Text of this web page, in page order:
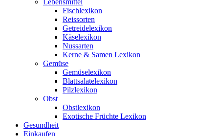
Lebensmittel
Fischlexikon
Reissorten
Getreidelexikon
Käselexikon
Nussarten
Kerne & Samen Lexikon
Gemüse
Gemüselexikon
Blattsalatelexikon
Pilzlexikon
Obst
Obstlexikon
Exotische Früchte Lexikon
Gesundheit
Einkaufen